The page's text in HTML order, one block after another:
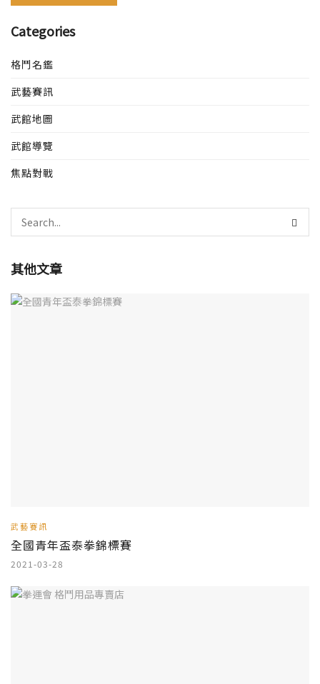
Categories
格鬥名鑑
武藝賽訊
武館地圖
武館導覽
焦點對戰
其他文章
武藝賽訊
全國青年盃泰拳錦標賽
2021-03-28